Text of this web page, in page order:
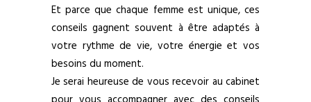
Et parce que chaque femme est unique, ces
conseils gagnent souvent à être adaptés à
votre rythme de vie, votre énergie et vos
besoins du moment.
Je serai heureuse de vous recevoir au cabinet